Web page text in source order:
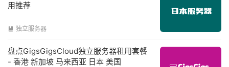
用推荐
 独立服务器
盘点GigsGigsCloud独立服务器租用套餐
- 香港 新加坡 马来西亚 日本 美国